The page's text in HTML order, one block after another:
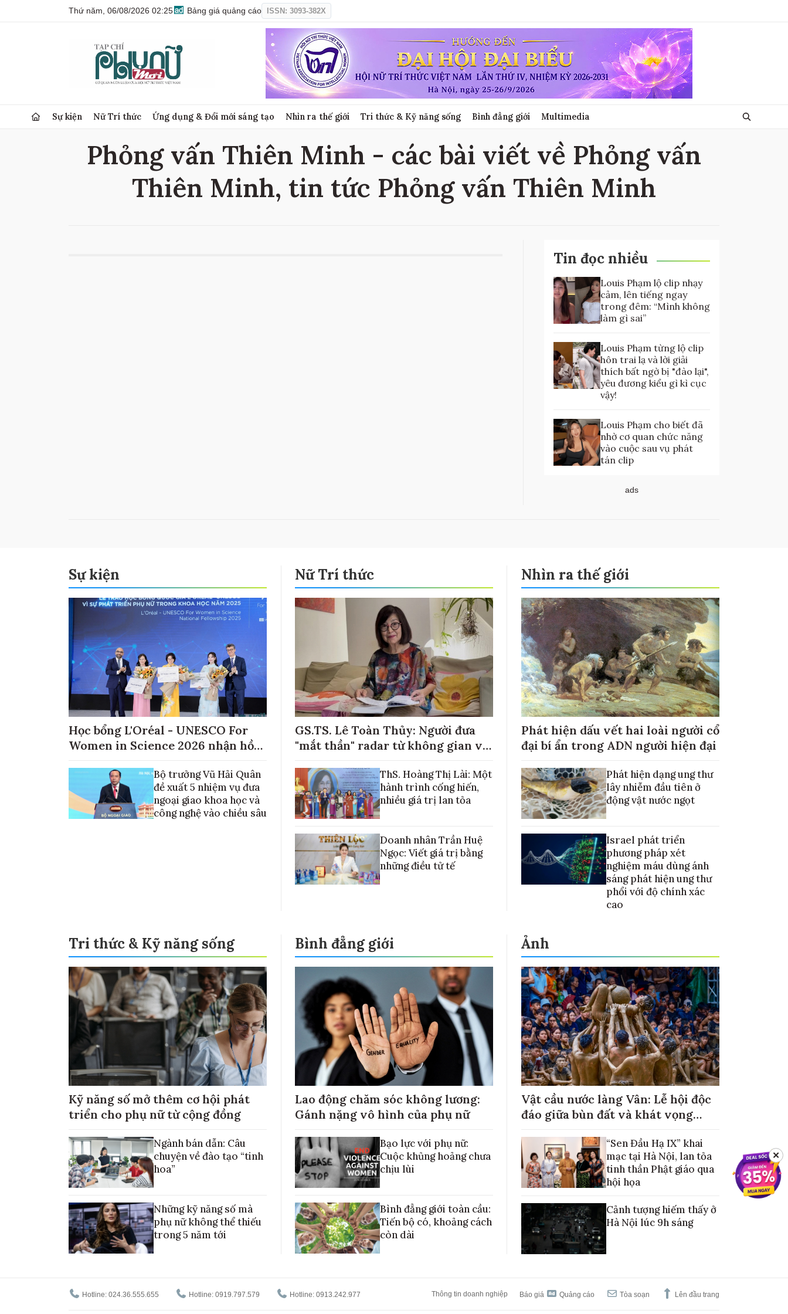
Thứ năm, 06/08/2026 02:25 Bảng giá quảng cáo ISSN: 3093-382X
Sự kiện Nữ Trí thức Ứng dụng & Đổi mới sáng tạo Nhìn ra thế giới Tri thức & Kỹ năng sống Bình đẳng giới Multimedia
Phỏng vấn Thiên Minh - các bài viết về Phỏng vấn
Thiên Minh, tin tức Phỏng vấn Thiên Minh
Tin đọc nhiều
Louis Phạm lộ clip nhạy
cảm, lên tiếng ngay
trong đêm: “Mình không
làm gì sai”
Louis Phạm từng lộ clip
hôn trai lạ và lời giải
thích bất ngờ bị "đào lại",
yêu đương kiểu gì kì cục
vậy!
Louis Phạm cho biết đã
nhờ cơ quan chức năng
vào cuộc sau vụ phát
tán clip
ads
Sự kiện
Học bổng L'Oréal - UNESCO For
Women in Science 2026 nhận hồ
Bộ trưởng Vũ Hải Quân
đề xuất 5 nhiệm vụ đưa
ngoại giao khoa học và
công nghệ vào chiều sâu
Nữ Trí thức
GS.TS. Lê Toàn Thủy: Người đưa
"mắt thần" radar từ không gian về
ThS. Hoàng Thị Lài: Một
hành trình cống hiến,
nhiều giá trị lan tỏa
Doanh nhân Trần Huệ
Ngọc: Viết giá trị bằng
những điều tử tế
Nhìn ra thế giới
Phát hiện dấu vết hai loài người cổ
đại bí ẩn trong ADN người hiện đại
Phát hiện dạng ung thư
lây nhiễm đầu tiên ở
động vật nước ngọt
Israel phát triển
phương pháp xét
nghiệm máu dùng ánh
sáng phát hiện ung thư
phổi với độ chính xác
cao
Tri thức & Kỹ năng sống
Kỹ năng số mở thêm cơ hội phát
triển cho phụ nữ từ cộng đồng
Ngành bán dẫn: Câu
chuyện về đào tạo “tinh
hoa”
Những kỹ năng số mà
phụ nữ không thể thiếu
trong 5 năm tới
Bình đẳng giới
Lao động chăm sóc không lương:
Gánh nặng vô hình của phụ nữ
Bạo lực với phụ nữ:
Cuộc khủng hoảng chưa
chịu lùi
Bình đẳng giới toàn cầu:
Tiến bộ có, khoảng cách
còn dài
Ảnh
Vật cầu nước làng Vân: Lễ hội độc
đáo giữa bùn đất và khát vọng
“Sen Đầu Hạ IX” khai
mạc tại Hà Nội, lan tỏa
tinh thần Phật giáo qua
hội họa
Cảnh tượng hiếm thấy ở
Hà Nội lúc 9h sáng
Hotline: 024.36.555.655 Hotline: 0919.797.579 Hotline: 0913.242.977 Thông tin doanh nghiệp Báo giá Quảng cáo Tòa soạn Lên đầu trang
✕